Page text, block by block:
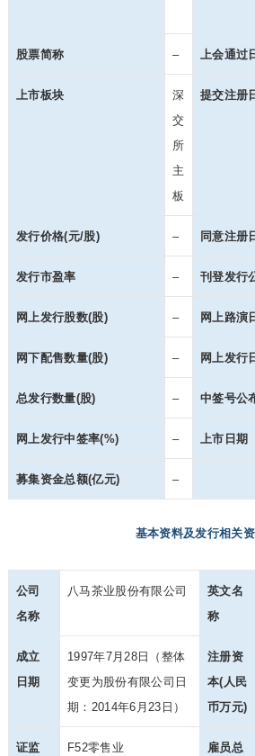
股票简称 – 上会通过
上市板块
深
交
所
主
板
提交注册
发行价格(元/股) – 同意注册
发行市盈率 – 刊登发行
网上发行股数(股) – 网上路演
网下配售数量(股) – 网上发行
总发行数量(股) – 中签号公
网上发行中签率(%) – 上市日期
募集资金总额(亿元) –
基本资料及发行相关
公司
名称
八马茶业股份有限公司
英文名
称
成立
日期
1997年7月28日（整体
变更为股份有限公司日
期：2014年6月23日）
注册资
本(人民
币万元)
证监
F52零售业
雇员总